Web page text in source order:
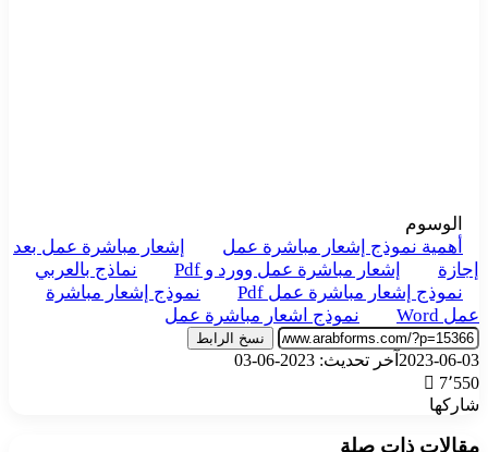
الوسوم
أهمية نموذج إشعار مباشرة عمل
إشعار مباشرة عمل بعد
إجازة
إشعار مباشرة عمل وورد و Pdf
نماذج بالعربي
نموذج إشعار مباشرة عمل Pdf
نموذج إشعار مباشرة
عمل Word
نموذج اشعار مباشرة عمل
نسخ الرابط
2023-06-03 آخر تحديث: 2023-06-03
7٬550
شاركها
مقالات ذات صلة